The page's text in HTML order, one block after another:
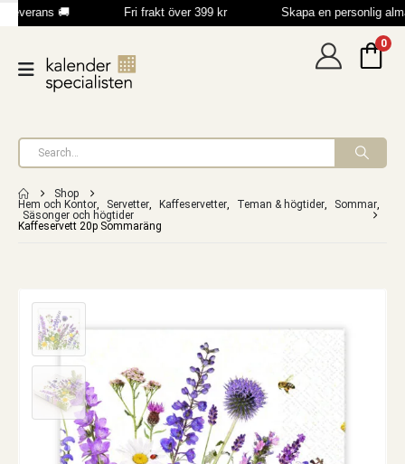
leverans 🚚 Fri frakt över 399 kr Skapa en personlig
0
Shop
Hem och Kontor, Servetter, Kaffeservetter, Teman & högtider, Sommar,
Säsonger och högtider
Kaffeservett 20p Sommaräng